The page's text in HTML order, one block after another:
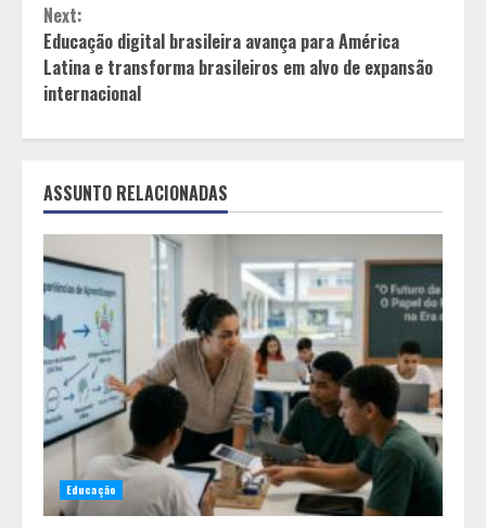
Next:
Educação digital brasileira avança para América
Latina e transforma brasileiros em alvo de expansão
internacional
ASSUNTO RELACIONADAS
Educação